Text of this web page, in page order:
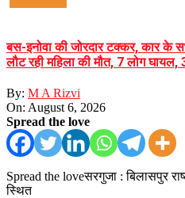
बस-इनोवा की जोरदार टक्कर, कार के
लौट रही महिला की मौत, 7 लोग
By: M A Rizvi
On: August 6, 2026
Spread the love
Spread the loveसरगुजा : बिलासपुर
स्थित